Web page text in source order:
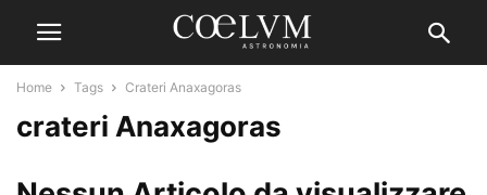
Home Tags Crateri Anaxagoras
crateri Anaxagoras